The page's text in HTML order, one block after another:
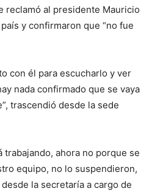
reclamó al presidente Mauricio
y confirmaron que “no fue
con él para escucharlo y ver
nada confirmado que se vaya
trascendió desde la sede
trabajando, ahora no porque se
equipo, no lo suspendieron,
la secretaría a cargo de